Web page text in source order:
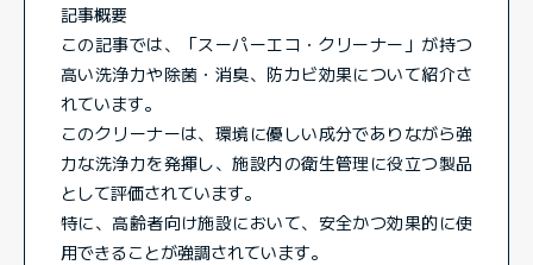
記事概要
この記事では、「スーパーエコ・クリーナー」が持つ
高い洗浄力や除菌・消臭、防カビ効果について紹介さ
れています。
このクリーナーは、環境に優しい成分でありながら強
力な洗浄力を発揮し、施設内の衛生管理に役立つ製品
として評価されています。
特に、高齢者向け施設において、安全かつ効果的に使
用できることが強調されています。